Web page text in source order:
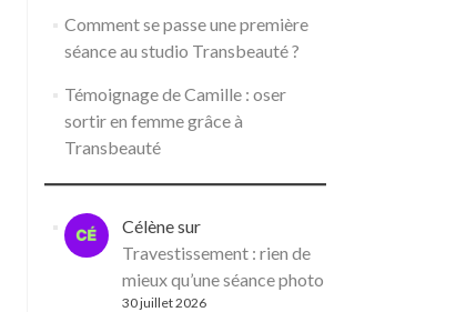
Comment se passe une première
séance au studio Transbeauté ?
Témoignage de Camille : oser
sortir en femme grâce à
Transbeauté
Célènesur
Travestissement : rien de
mieux qu’une séance photo
30 juillet 2026